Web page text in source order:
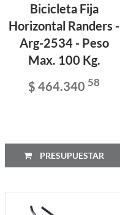
Bicicleta Fija
Horizontal Randers -
Arg-2534 - Peso
Max. 100 Kg.
$ 464.340 58
PRESUPUESTAR